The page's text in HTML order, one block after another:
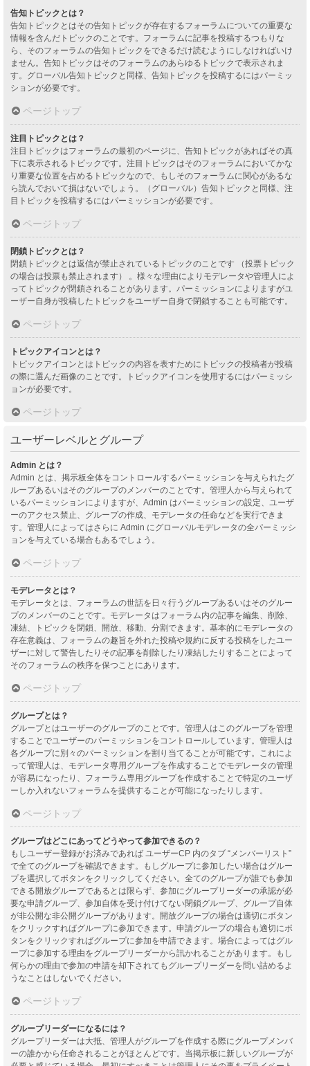
告知トピックとは？
告知トピックとはその告知トピックが存在するフォーラムについての重要な
情報を含んだトピックのことです。フォーラムに記事を投稿するつもりな
ら、そのフォーラムの告知トピックをできるだけ読むようにしなければいけ
ません。告知トピックはそのフォーラムのあらゆるトピックで表示されま
す。グローバル告知トピックと同様、告知トピックを投稿するにはパーミッ
ションが必要です。
ページトップ
注目トピックとは？
注目トピックはフォーラムの最初のページに、告知トピックがあればその真
下に表示されるトピックです。注目トピックはそのフォーラムにおいてかな
り重要な位置を占めるトピックなので、もしそのフォーラムに関心があるな
ら読んでおいて損はないでしょう。（グローバル）告知トピックと同様、注
目トピックを投稿するにはパーミッションが必要です。
ページトップ
閉鎖トピックとは？
閉鎖トピックとは返信が禁止されているトピックのことです （投票トピック
の場合は投票も禁止されます） 。様々な理由によりモデレータや管理人によ
ってトピックが閉鎖されることがあります。パーミッションによりますがユ
ーザー自身が投稿したトピックをユーザー自身で閉鎖することも可能です。
ページトップ
トピックアイコンとは？
トピックアイコンとはトピックの内容を表すためにトピックの投稿者が投稿
の際に選んだ画像のことです。トピックアイコンを使用するにはパーミッシ
ョンが必要です。
ページトップ
ユーザーレベルとグループ
Admin とは？
Admin とは、掲示板全体をコントロールするパーミッションを与えられたグ
ループあるいはそのグループのメンバーのことです。管理人から与えられて
いるパーミッションによりますが、Admin はパーミッションの設定、ユーザ
ーのアクセス禁止、グループの作成、モデレータの任命などを実行できま
す。管理人によってはさらに Admin にグローバルモデレータの全パーミッシ
ョンを与えている場合もあるでしょう。
ページトップ
モデレータとは？
モデレータとは、フォーラムの世話を日々行うグループあるいはそのグルー
プのメンバーのことです。モデレータはフォーラム内の記事を編集、削除、
凍結、トピックを閉鎖、開放、移動、分割できます。基本的にモデレータの
存在意義は、フォーラムの趣旨を外れた投稿や規約に反する投稿をしたユー
ザーに対して警告したりその記事を削除したり凍結したりすることによって
そのフォーラムの秩序を保つことにあります。
ページトップ
グループとは？
グループとはユーザーのグループのことです。管理人はこのグループを管理
することでユーザーのパーミッションをコントロールしています。管理人は
各グループに別々のパーミッションを割り当てることが可能です。これによ
って管理人は、モデレータ専用グループを作成することでモデレータの管理
が容易になったり、フォーラム専用グループを作成することで特定のユーザ
ーしか入れないフォーラムを提供することが可能になったりします。
ページトップ
グループはどこにあってどうやって参加できるの？
もしユーザー登録がお済みであれば ユーザーCP 内のタブ “メンバーリスト”
で全てのグループを確認できます。もしグループに参加したい場合はグルー
プを選択してボタンをクリックしてください。全てのグループが誰でも参加
できる開放グループであるとは限らず、参加にグループリーダーの承認が必
要な申請グループ、参加自体を受け付けてない閉鎖グループ、グループ自体
が非公開な非公開グループがあります。開放グループの場合は適切にボタン
をクリックすればグループに参加できます。申請グループの場合も適切にボ
タンをクリックすればグループに参加を申請できます。場合によってはグル
ープに参加する理由をグループリーダーから訊かれることがあります。もし
何らかの理由で参加の申請を却下されてもグループリーダーを問い詰めるよ
うなことはしないでください。
ページトップ
グループリーダーになるには？
グループリーダーは大抵、管理人がグループを作成する際にグループメンバ
ーの誰かから任命されることがほとんどです。当掲示板に新しいグループが